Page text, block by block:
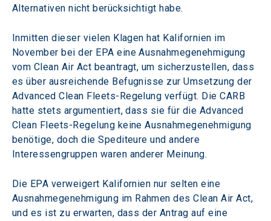
Alternativen nicht berücksichtigt habe.
Inmitten dieser vielen Klagen hat Kalifornien im
November bei der EPA eine Ausnahmegenehmigung
vom Clean Air Act beantragt, um sicherzustellen, dass
es über ausreichende Befugnisse zur Umsetzung der
Advanced Clean Fleets-Regelung verfügt. Die CARB
hatte stets argumentiert, dass sie für die Advanced
Clean Fleets-Regelung keine Ausnahmegenehmigung
benötige, doch die Spediteure und andere
Interessengruppen waren anderer Meinung.
Die EPA verweigert Kalifornien nur selten eine
Ausnahmegenehmigung im Rahmen des Clean Air Act,
und es ist zu erwarten, dass der Antrag auf eine